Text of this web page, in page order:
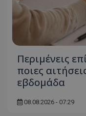
Περιμένεις
ποιες
εβδομάδα
08.08.2026 - 07:29